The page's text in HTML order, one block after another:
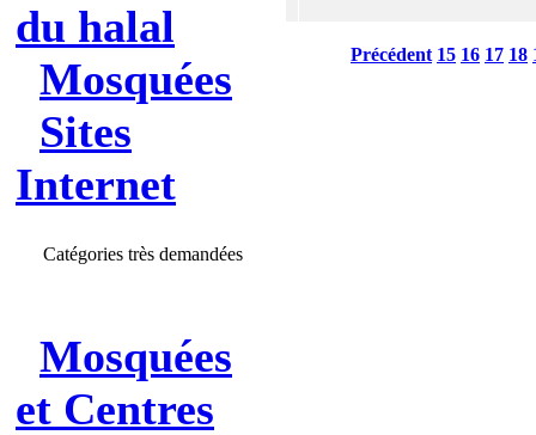
du halal
Mosquées
Sites
Internet
Catégories très demandées
Mosquées
et Centres
Précédent 15 16 17 18